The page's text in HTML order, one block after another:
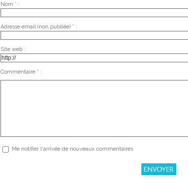
Nom * :
Adresse email (non publiée) * :
Site web :
Commentaire * :
Me notifier l'arrivée de nouveaux commentaires